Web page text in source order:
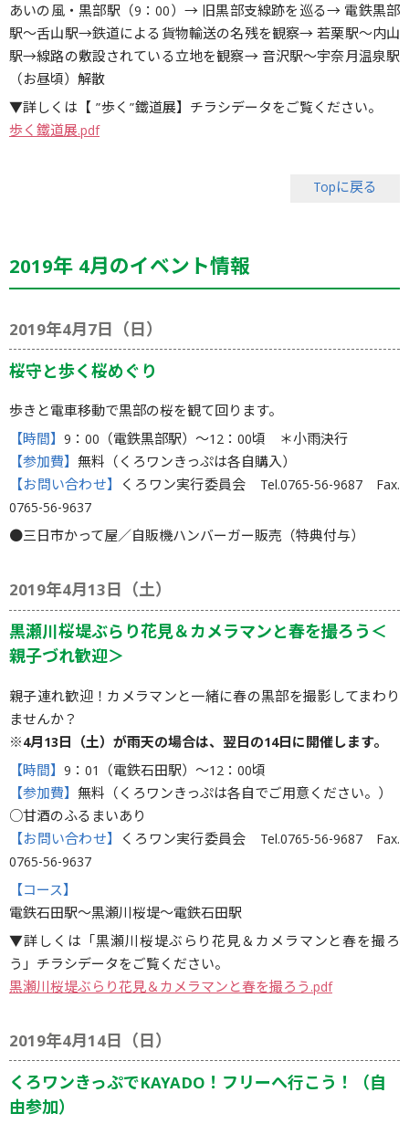
あいの風・黒部駅（9：00）→ 旧黒部支線跡を巡る→ 電鉄黒部
駅〜舌山駅→鉄道による貨物輸送の名残を観察→ 若栗駅〜内山
駅→線路の敷設されている立地を観察→ 音沢駅〜宇奈月温泉駅
（お昼頃）解散
▼詳しくは【 ”歩く”鐵道展】チラシデータをご覧ください。
歩く鐵道展.pdf
Topに戻る
2019年 4月のイベント情報
2019年4月7日（日）
桜守と歩く桜めぐり
歩きと電車移動で黒部の桜を観て回ります。
【時間】 9：00（電鉄黒部駅）〜12：00頃 ＊小雨決行
【参加費】 無料（くろワンきっぷは各自購入）
【お問い合わせ】 くろワン実行委員会 Tel.0765-56-9687 Fax.
0765-56-9637
●三日市かって屋／自販機ハンバーガー販売（特典付与）
2019年4月13日（土）
黒瀬川桜堤ぶらり花見＆カメラマンと春を撮ろう＜
親子づれ歓迎＞
親子連れ歓迎！カメラマンと一緒に春の黒部を撮影してまわり
ませんか？
※4月13日（土）が雨天の場合は、翌日の14日に開催します。
【時間】 9：01（電鉄石田駅）〜12：00頃
【参加費】 無料（くろワンきっぷは各自でご用意ください。）
○甘酒のふるまいあり
【お問い合わせ】 くろワン実行委員会 Tel.0765-56-9687 Fax.
0765-56-9637
【コース】
電鉄石田駅～黒瀬川桜堤～電鉄石田駅
▼詳しくは「黒瀬川桜堤ぶらり花見＆カメラマンと春を撮ろ
う」チラシデータをご覧ください。
黒瀬川桜堤ぶらり花見＆カメラマンと春を撮ろう.pdf
2019年4月14日（日）
くろワンきっぷでKAYADO！フリーへ行こう！（自
由参加）